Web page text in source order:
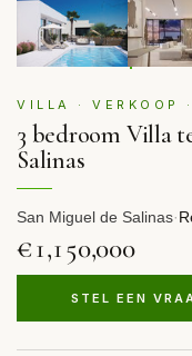
VILLA · VERKOOP
3 bedroom Villa
Salinas
San Miguel de Salinas·
€1,150,000
STEL EEN